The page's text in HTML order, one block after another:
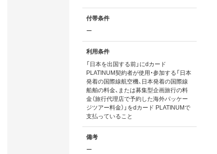
付帯条件
ー
利用条件
「日本を出国する前」にdカード
PLATINUM契約者が使用・参加する「日本
発着の国際線航空機、日本発着の国際線
船舶の料金、または募集型企画旅行の料
金（旅行代理店で予約した海外パッケー
ジツアー料金）」をdカード PLATINUMで
支払っていること
備考
ー